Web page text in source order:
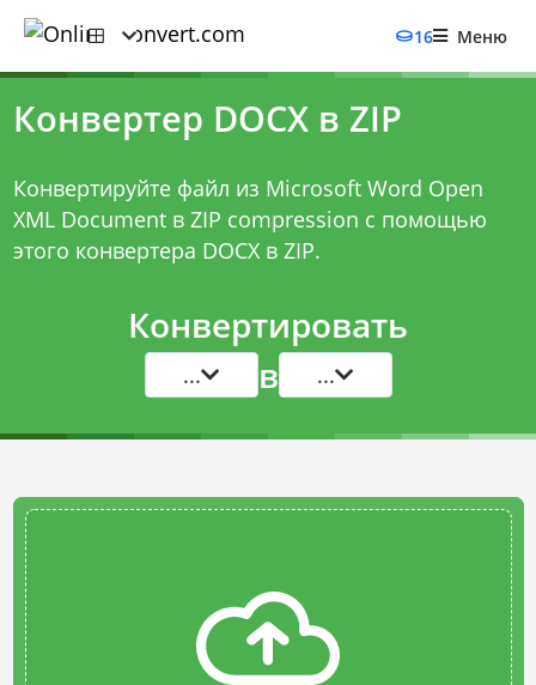
16 Меню
Конвертер DOCX в ZIP
Конвертируйте файл из Microsoft Word Open
XML Document в ZIP compression с помощью
этого конвертера DOCX в ZIP.
Конвертировать
... в ...